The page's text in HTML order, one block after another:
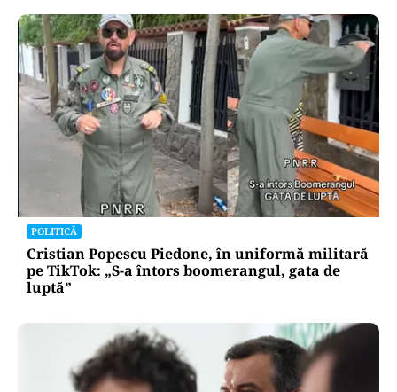
POLITICĂ
Cristian Popescu Piedone, în uniformă militară
pe TikTok: „S-a întors boomerangul, gata de
luptă”